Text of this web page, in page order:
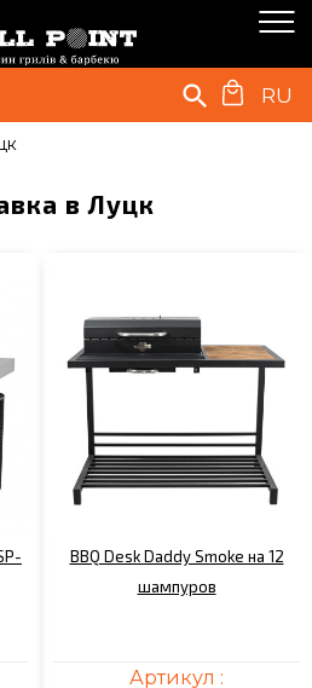
RU
в Луцк
BBQ Desk Daddy Smoke на 12
шампуров
Артикул :